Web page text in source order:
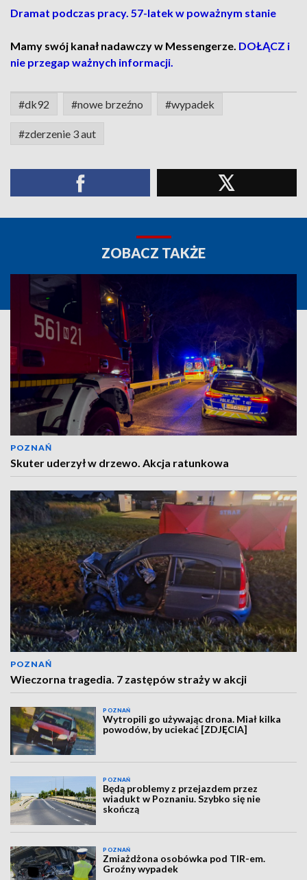
Dramat podczas pracy. 57-latek w poważnym stanie
Mamy swój kanał nadawczy w Messengerze. DOŁĄCZ i
nie przegap ważnych informacji.
#dk92 #nowe brzeźno #wypadek
#zderzenie 3 aut
ZOBACZ TAKŻE
POZNAŃ
Skuter uderzył w drzewo. Akcja ratunkowa
POZNAŃ
Wieczorna tragedia. 7 zastępów straży w akcji
POZNAŃ
Wytropili go używając drona. Miał kilka
powodów, by uciekać [ZDJĘCIA]
POZNAŃ
Będą problemy z przejazdem przez
wiadukt w Poznaniu. Szybko się nie
skończą
POZNAŃ
Zmiażdżona osobówka pod TIR-em.
Groźny wypadek